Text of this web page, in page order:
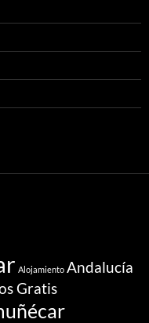
Alojamiento Andalucía
Gratis